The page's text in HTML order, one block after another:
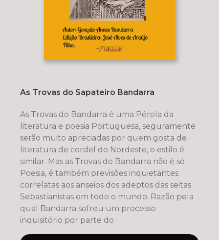
As Trovas do Sapateiro Bandarra
As Trovas do Bandarra é uma Pérola da
literatura e poesia Portuguesa, seguramente
serão muito apreciadas por quem gosta de
literatura de cordel do Nordeste, o estilo é
similar. Mas as Trovas do Bandarra não é só
Poesia, é também previsões inquietantes
correlatas aos anseios dos adeptos das seitas
Sebastianistas em todo o mundo. Razão pela
qual Bandarra sofreu um processo
inquisitório por parte do